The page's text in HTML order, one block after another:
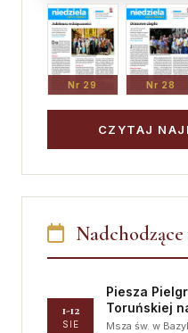
Nr 29 Nr 28
CZYTAJ
1-12
SIE
Piesza
Toruńskiej
Msza św. w